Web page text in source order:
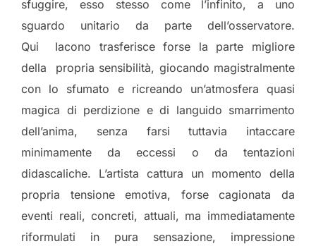
sfuggire, esso stesso come l’infinito, a uno
sguardo unitario da parte dell’osservatore.
Qui Iacono trasferisce forse la parte migliore
della propria sensibilità, giocando magistralmente
con lo sfumato e ricreando un’atmosfera quasi
magica di perdizione e di languido smarrimento
dell’anima, senza farsi tuttavia intaccare
minimamente da eccessi o da tentazioni
didascaliche. L’artista cattura un momento della
propria tensione emotiva, forse cagionata da
eventi reali, concreti, attuali, ma immediatamente
riformulati in pura sensazione, impressione